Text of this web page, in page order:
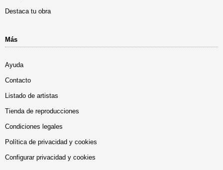
Destaca tu obra
Más
Ayuda
Contacto
Listado de artistas
Tienda de reproducciones
Condiciones legales
Política de privacidad y cookies
Configurar privacidad y cookies